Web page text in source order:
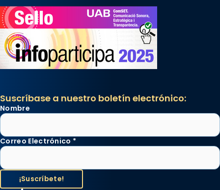
Suscríbase a nuestro boletín electrónico:
Nombre
Correo Electrónico *